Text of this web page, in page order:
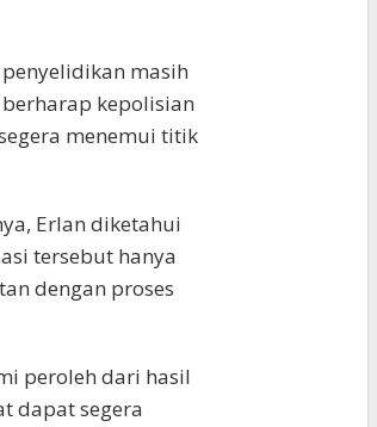
masih
kepolisian
menemui titik
Erlan diketahui
tersebut hanya
dengan proses
peroleh dari hasil
dapat segera